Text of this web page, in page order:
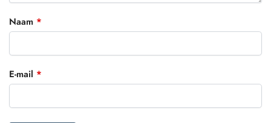
Naam *
E-mail *